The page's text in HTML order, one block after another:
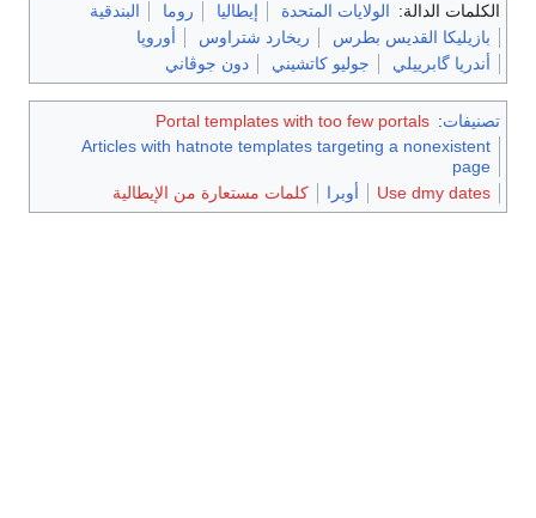
الكلمات الدالة: الولايات المتحدة إيطاليا روما
البندقية
بازيليكا القديس بطرس
ريخارد شتراوس
أوروپا
أندريا گابرييلي
جوليو كاتشيني دون جوڤاني
تصنيفات:
Portal templates with too few portals
Articles with hatnote templates targeting a nonexistent
page
Use dmy dates
أوبرا كلمات مستعارة من الإيطالية